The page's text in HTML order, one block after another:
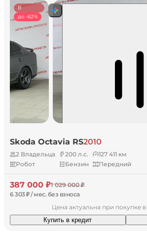
В
наличии
до -62%
Skoda Octavia RS2010
2 Владельца 200 л.с.
127 411 км
Робот
Бензин Передний
387 000 ₽1 029 000 ₽
6 303 ₽ / мес. без взноса
Цена актуальна при покупке
Купить в кредит